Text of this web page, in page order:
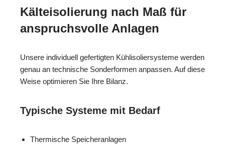
Kälteisolierung nach Maß für
anspruchsvolle Anlagen
Unsere individuell gefertigten Kühlisoliersysteme werden
genau an technische Sonderformen anpassen. Auf diese
Weise optimieren Sie Ihre Bilanz.
Typische Systeme mit Bedarf
Thermische Speicheranlagen